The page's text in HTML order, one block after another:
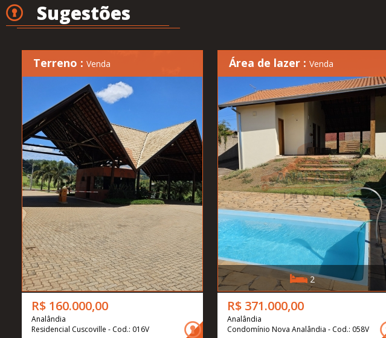
Sugestões
Terreno : Venda
R$ 160.000,00
Analândia
Residencial Cuscoville - Cod.: 016V
Área de lazer : Venda
2
R$ 371.000,00
Analândia
Condomínio Nova Analândia - Cod.: 058V